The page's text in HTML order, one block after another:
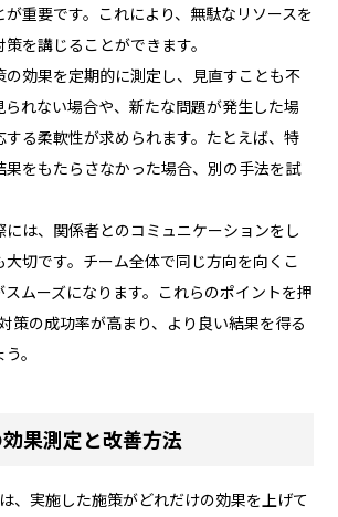
重要です。これにより、無駄なリソースを
を講じることができます。
の効果を定期的に測定し、見直すことも不
れない場合や、新たな問題が発生した場
る柔軟性が求められます。たとえば、特
果をもたらさなかった場合、別の手法を試
には、関係者とのコミュニケーションをし
大切です。チーム全体で同じ方向を向くこ
スムーズになります。これらのポイントを押
策の成功率が高まり、より良い結果を得る
。
果測定と改善方法
、実施した施策がどれだけの効果を上げて